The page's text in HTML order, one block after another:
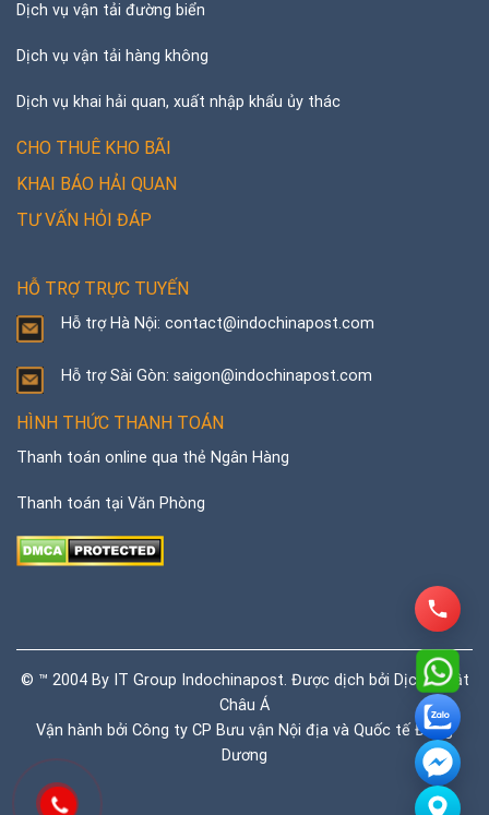
Dịch vụ vận tải đường biển
Dịch vụ vận tải hàng không
Dịch vụ khai hải quan, xuất nhập khẩu ủy thác
CHO THUÊ KHO BÃI
KHAI BÁO HẢI QUAN
TƯ VẤN HỎI ĐÁP
HỖ TRỢ TRỰC TUYẾN
Hỗ trợ Hà Nội: contact@indochinapost.com
Hỗ trợ Sài Gòn: saigon@indochinapost.com
HÌNH THỨC THANH TOÁN
Thanh toán online qua thẻ Ngân Hàng
Thanh toán tại Văn Phòng
© ™ 2004 By IT Group Indochinapost. Được dịch bởi Dịch thuật
Châu Á
Vận hành bởi Công ty CP Bưu vận Nội địa và Quốc tế Đông
Dương